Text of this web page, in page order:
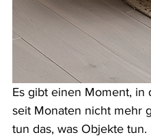
Es gibt einen Moment, in
seit Monaten nicht mehr
tun das, was Objekte